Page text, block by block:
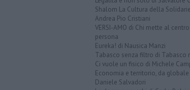
Shalom La Cultura della
Andrea Pio Cristiani
VERSI-AMO di Chi mette al
persona
Eureka! di Nausica Manzi
Tabasco senza filtro di Tabasco
Ci vuole un fisico di Michele
Economia e territorio, da
Daniele Salvadori